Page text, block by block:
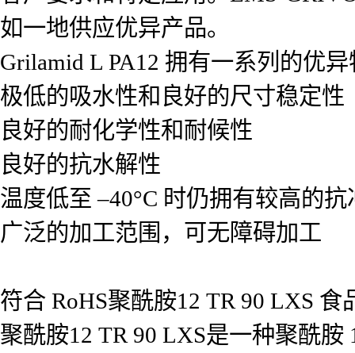
如一地供应优异产品。
Grilamid L PA12 拥有一系列的优
极低的吸水性和良好的尺寸稳定性
良好的耐化学性和耐候性
良好的抗水解性
温度低至 –40°C 时仍拥有较高的
广泛的加工范围，可无障碍加工
符合 RoHS聚酰胺12 TR 90 LXS 食
聚酰胺12 TR 90 LXS是一种聚酰